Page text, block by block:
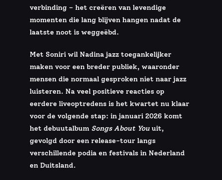
verbinding – het creëren van levendige
momenten die lang blijven hangen nadat de
laatste noot is weggeëbd.
Met Soniri wil Nadina jazz toegankelijker
maken voor een breder publiek, waaronder
mensen die normaal gesproken niet naar jazz
luisteren. Na veel positieve reacties op
eerdere liveoptredens is het kwartet nu klaar
voor de volgende stap: in januari 2026 komt
het debuutalbum Songs About Youuit,
gevolgd door een release-tour langs
verschillende podia en festivals in Nederland
en Duitsland.